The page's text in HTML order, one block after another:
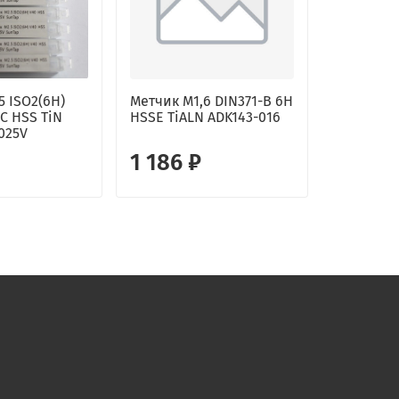
ISO2(6H)
HSS TiN
Метчик М1,6 DIN371-B 6H
HSSE TiALN ADK143-016
1 186 ₽